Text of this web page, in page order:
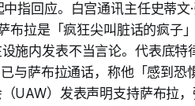
指回应。白宫通讯主任史蒂文
布拉是「疯狂尖叫脏话的疯子
施内发表不当言论。代表底特
与萨布拉通话，称他「感到恐
UAW）发表声明支持萨布拉